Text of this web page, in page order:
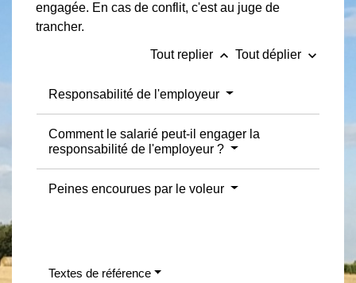
engagée. En cas de conflit, c'est au juge de
trancher.
Tout replier keyboard_arrow_up Tout déplier keyboard_arrow_down
Responsabilité de l'employeur
Comment le salarié peut-il engager la
responsabilité de l'employeur ?
Peines encourues par le voleur
Textes de référence